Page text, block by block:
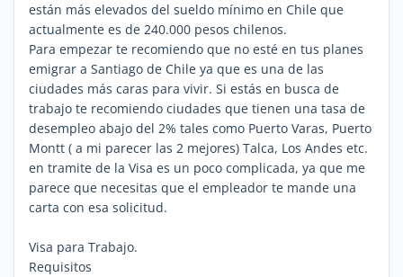
están más elevados del sueldo mínimo en Chile que
actualmente es de 240.000 pesos chilenos.
Para empezar te recomiendo que no esté en tus planes
emigrar a Santiago de Chile ya que es una de las
ciudades más caras para vivir. Si estás en busca de
trabajo te recomiendo ciudades que tienen una tasa de
desempleo abajo del 2% tales como Puerto Varas, Puerto
Montt ( a mi parecer las 2 mejores) Talca, Los Andes etc.
en tramite de la Visa es un poco complicada, ya que me
parece que necesitas que el empleador te mande una
carta con esa solicitud.
Visa para Trabajo.
Requisitos